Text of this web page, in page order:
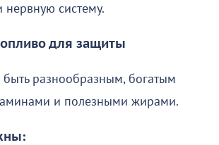
нервную систему.
для защиты
разнообразным, богатым
и полезными жирами.